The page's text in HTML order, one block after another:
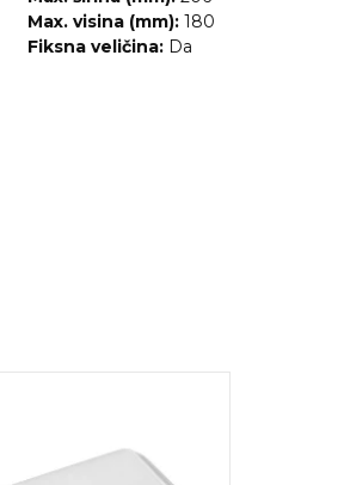
Max. visina (mm): 180
Fiksna veličina: Da